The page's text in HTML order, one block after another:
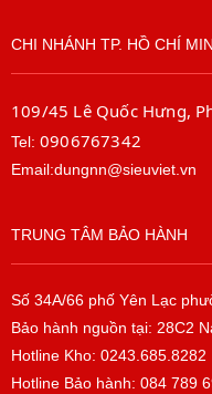
CHI NHÁNH TP. HỒ CHÍ
109/45 Lê Quốc Hưng,
Tel: 0906767342
Email:dungnn@sieuviet.vn
TRUNG TÂM BẢO HÀNH
Số 34A/66 phố Yên Lạc
Bảo hành nguồn tại: 28C2
Hotline Kho: 0243.685.8282
Hotline Bảo hành: 084 789